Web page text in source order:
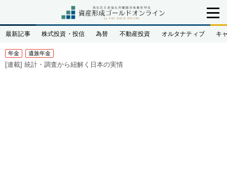
最新記事 株式投資・投信 為替 不動産投資 オルタナティブ キ
年金 遺族年金
[連載] 統計・調査から紐解く日本の実情